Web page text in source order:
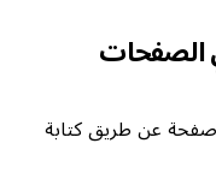
الصفحات
عن طريق كتابة